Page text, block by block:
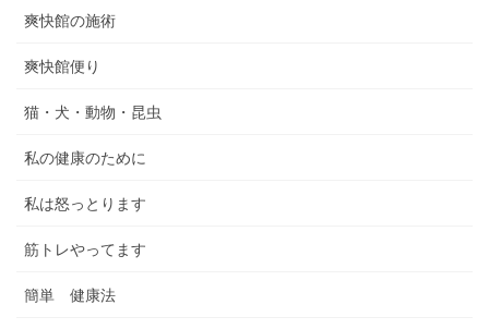
爽快館の施術
爽快館便り
猫・犬・動物・昆虫
私の健康のために
私は怒っとります
筋トレやってます
簡単 健康法